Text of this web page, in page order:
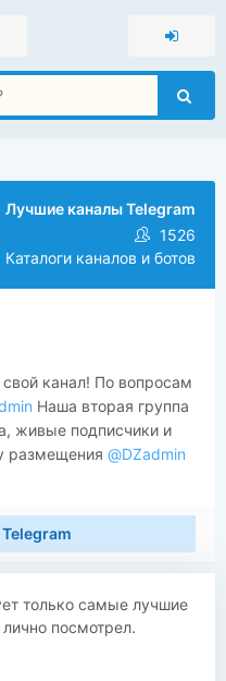
Лучшие каналы Telegram
1526
Каталоги каналов и ботов
канал! По вопросам
Наша вторая группа
живые подписчики и
размещения @DZadmin
только самые лучшие
посмотрел.